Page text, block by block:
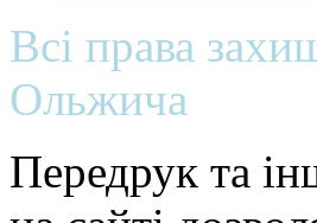
Всі права
Ольжича
Передрук та